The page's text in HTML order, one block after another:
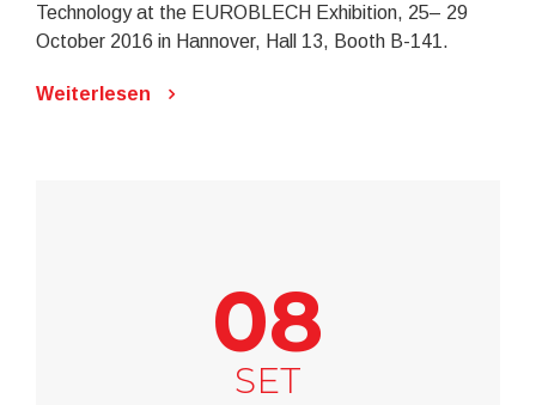
Technology at the EUROBLECH Exhibition, 25– 29
October 2016 in Hannover, Hall 13, Booth B-141.
Weiterlesen
08
SET